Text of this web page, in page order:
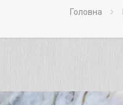
Головна